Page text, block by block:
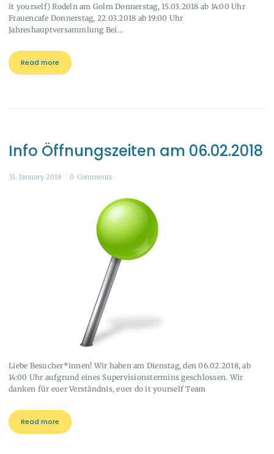
it yourself) Rodeln am Golm Donnerstag, 15.03.2018 ab 14:00 Uhr
Frauencafe Donnerstag, 22.03.2018 ab 19:00 Uhr
Jahreshauptversammlung Bei…
Read more
Info Öffnungszeiten am 06.02.2018
31. January 2018 0 Comments
Liebe Besucher*innen! Wir haben am Dienstag, den 06.02.2018, ab
14:00 Uhr aufgrund eines Supervisionstermins geschlossen. Wir
danken für euer Verständnis, euer do it yourself Team
Read more